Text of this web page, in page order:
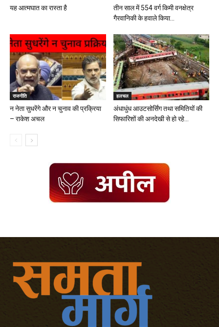
यह आत्मघात का रास्ता है
तीन साल में 554 वर्ग किमी वनक्षेत्र
गैरवानिकी के हवाले किया...
राजनीति
न नेता सुधरेंगे और न चुनाव की प्रक्रिया
– राकेश अचल
हलचल
अंधाधुंध आउटसोर्सिंग तथा समितियों की
सिफारिशों की अनदेखी से हो रहे...